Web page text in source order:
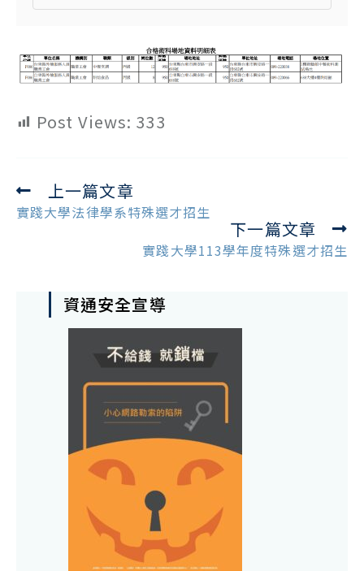
Post Views: 333
Read
more
上一篇文章
實踐大學法律學系特殊選才招生
下一篇文章
實踐大學113學年度特殊選才招生
資通安全宣導